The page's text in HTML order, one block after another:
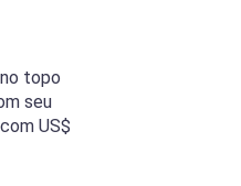
topo
seu
US$